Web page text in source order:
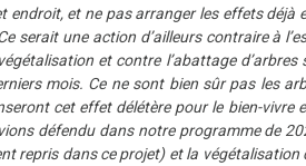
endroit, et ne pas arranger les effets
serait une action d’ailleurs contraire à
et contre l’abattage
mois. Ce ne sont bien sûr pas les
cet effet délétère pour le bien-vivre
défendu dans notre programme de
repris dans ce projet) et la végétalisation